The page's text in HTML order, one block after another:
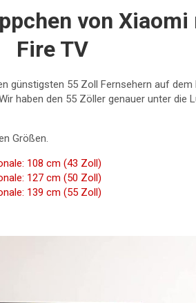
von
Fire TV
günstigsten 55 Zoll Fernsehern auf
haben den 55 Zöller genauer unter die
Größen.
108 cm (43 Zoll)
127 cm (50 Zoll)
139 cm (55 Zoll)